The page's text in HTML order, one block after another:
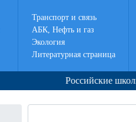
Транспорт и связь
АБК, Нефть и газ
Экология
Литературная страница
Российские